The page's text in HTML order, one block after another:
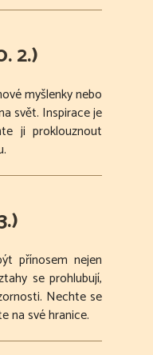
2.)
myšlenky nebo
svět. Inspirace je
ji proklouznout
přínosem nejen
se prohlubují,
Nechte se
na své hranice.